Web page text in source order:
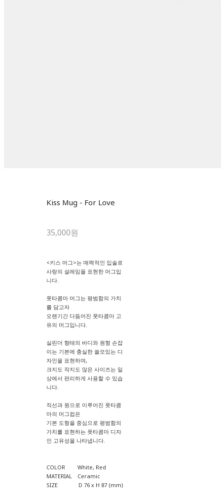
Kiss Mug - For Love
35,000원
<키스 머그>는 매력적인 입술로
사랑의 설레임을 표현한 머그입
니다.
풋타콤마 머그는 평범함의 가치
를 담고자
오랜기간 다듬어진 풋타콤마 고
유의 머그입니다.
실린더 형태의 바디와 원형 손잡
이는 기본에 충실한 쓸모있는 디
자인을 표현하며,
크지도 작지도 않은 사이즈는 일
상에서 편리하게 사용할 수 있습
니다.
직선과 원으로 이루어진 풋타콤
마의 머그컵은
기본 도형을 중심으로 평범함의
가치를 표현하는 풋타콤마 디자
인 고유성을 나타냅니다.
COLOR White, Red
MATERIAL Ceramic
SIZE D 76 x H 87 (mm)